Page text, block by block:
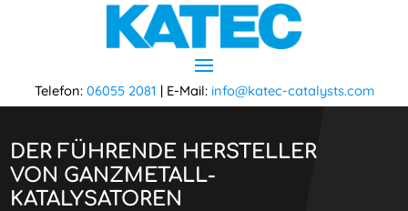
Telefon: 06055 2081 | E-Mail: info@katec-catalysts.com
Player
DER FÜHRENDE HERSTELLER
VON GANZMETALL-
KATALYSATOREN